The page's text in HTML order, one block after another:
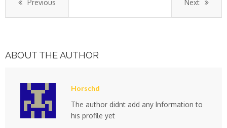
Previous Next
ABOUT THE AUTHOR
Horschd
The author didnt add any Information to
his profile yet